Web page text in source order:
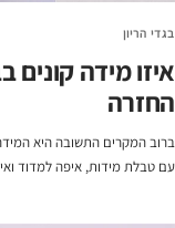
בגדי הריון
איזו מידה קונים
החזרה
ברוב המקרים התשובה היא
עם טבלת מידות, איפה למדוד